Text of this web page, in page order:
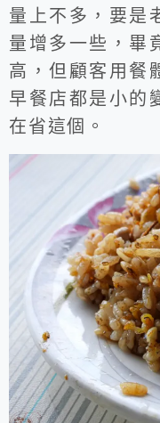
量上不多，要是
量增多一些，畢
高，但顧客用餐
早餐店都是小的
在省這個。